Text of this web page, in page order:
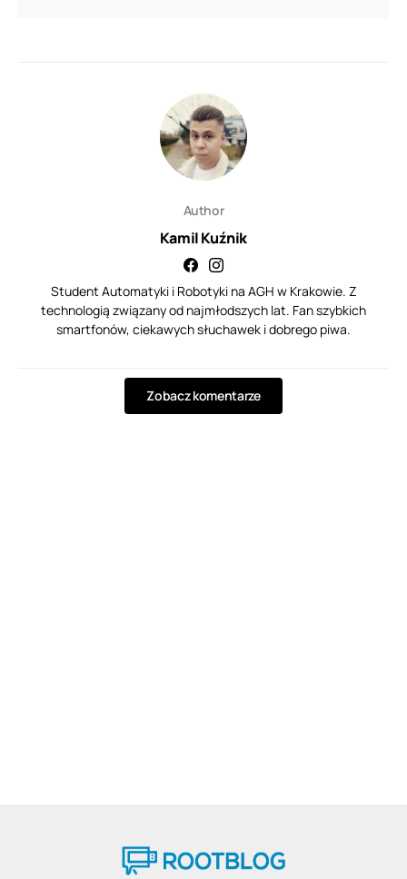
Author
Kamil Kuźnik
Student Automatyki i Robotyki na AGH w Krakowie. Z
technologią związany od najmłodszych lat. Fan szybkich
smartfonów, ciekawych słuchawek i dobrego piwa.
Zobacz komentarze